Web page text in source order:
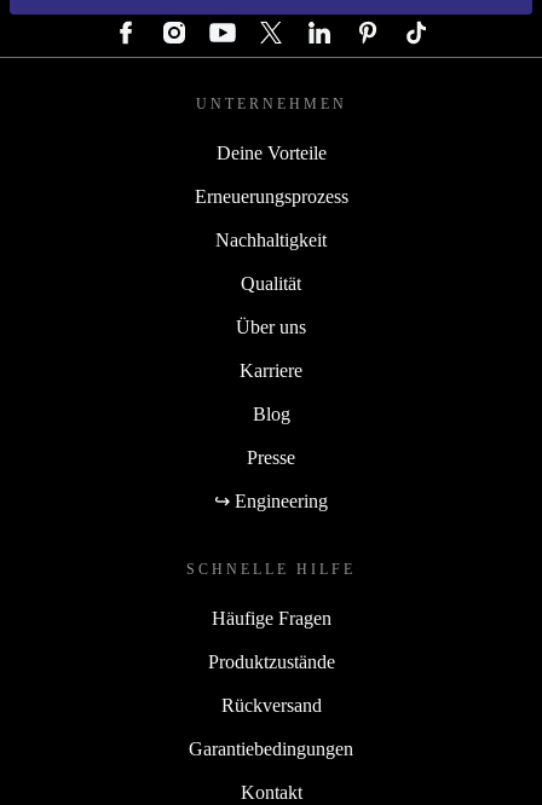
UNTERNEHMEN
Deine Vorteile
Erneuerungsprozess
Nachhaltigkeit
Qualität
Über uns
Karriere
Blog
Presse
↪ Engineering
SCHNELLE HILFE
Häufige Fragen
Produktzustände
Rückversand
Garantiebedingungen
Kontakt